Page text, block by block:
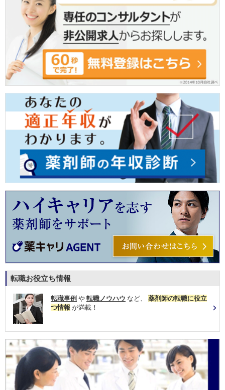
転職お役立ち情報
転職事例 や 転職ノウハウ など、 薬剤師の転職に役立
つ情報 が満載！